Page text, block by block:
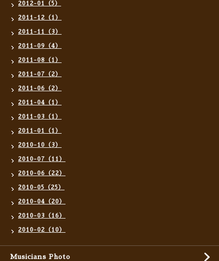
2012-01（5）
2011-12（1）
2011-11（3）
2011-09（4）
2011-08（1）
2011-07（2）
2011-06（2）
2011-04（1）
2011-03（1）
2011-01（1）
2010-10（3）
2010-07（11）
2010-06（22）
2010-05（25）
2010-04（20）
2010-03（16）
2010-02（10）
Musicians Photo